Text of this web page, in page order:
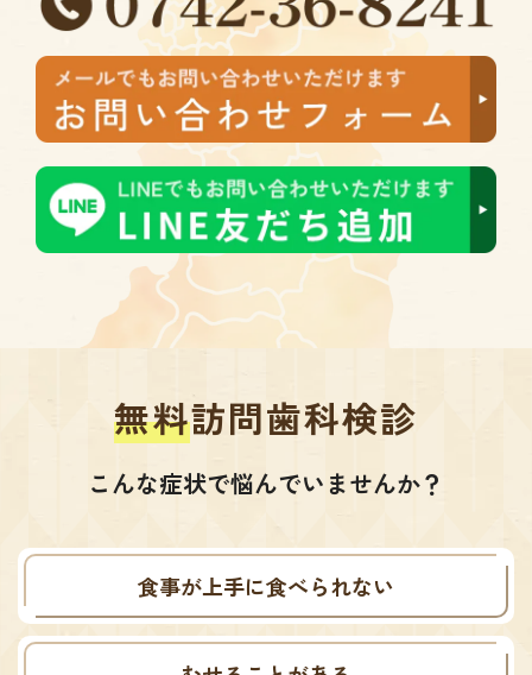
無料訪問歯科検診
こんな症状で悩んでいませんか？
食事が上手に食べられない